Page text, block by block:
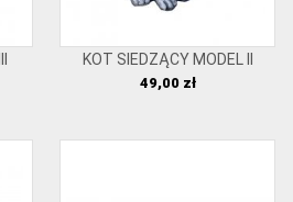
KOT SIEDZĄCY MODEL II
Cena
49,00 zł